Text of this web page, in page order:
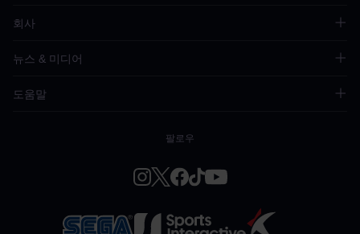
회사
뉴스 & 미디어
도움말
팔로우